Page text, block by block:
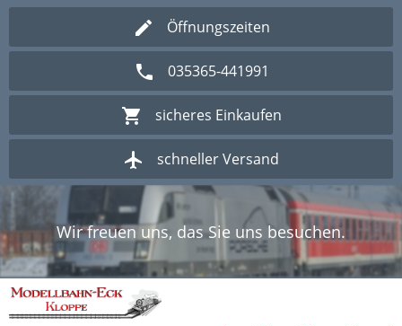
Öffnungszeiten
035365-441991
sicheres Einkaufen
schneller Versand
Wir freuen uns, das Sie uns besuchen.
Herzlich Willkommen im Onlineshop
Modellbahn - Eck Kloppe.
Wir freuen uns, das Sie uns besuchen.
Herzlich Willkommen im Onlineshop
Modellbahn - Eck Kloppe.